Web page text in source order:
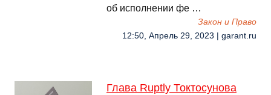
об исполнении фе …
Закон и Право
12:50, Апрель 29, 2023 | garant.ru
Глава Ruptly Токтосунова